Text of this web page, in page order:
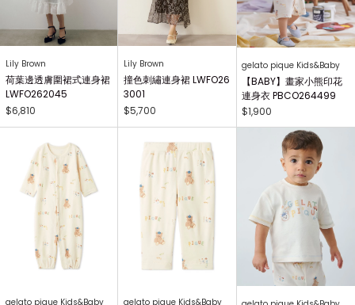
Lily Brown
荷葉邊透膚圍裙式連身裙
LWFO262045
$6,810
Lily Brown
撞色刺繡連身裙 LWFO26
3001
$5,700
gelato pique Kids&Baby
【BABY】畫家小熊印花
連身衣 PBCO264499
$1,900
gelato pique Kids&Baby gelato pique Kids&Baby